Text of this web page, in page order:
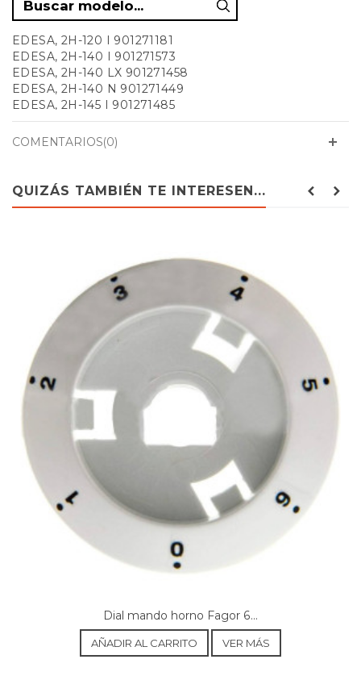
EDESA, 2H-120 I 901271181
EDESA, 2H-140 I 901271573
EDESA, 2H-140 LX 901271458
EDESA, 2H-140 N 901271449
EDESA, 2H-145 I 901271485
EDESA, 2H-145 N 901271476
EDESA, 2H-150 N 901271993
EDESA, 2H-170 N 901272028
EDESA, 2H-175 N 901271528
EDESA, 2HC-120 I 901271804
EDESA, 2HC-145 I 901271715
EDESA, 2HC-145 N 901271706
EDESA, 2HC-150 N 901272073
EDESA, 2HC-175 I 901271760
EDESA, 2HC-175 N 901271751
EDESA, 2HCD-140 LX 901272288
EDESA, 2HCD-140 N 901272279
EDESA, 2HCS-150 LX 901272206
EDESA, 2HCS-150 N 901272199
EDESA, 2HCT-120 I 901272153
EDESA, 2HS-150 LX 901271564
EDESA, 2HS-150 N 901271555
EDESA, 2HT-120 I 901272144
FAGOR, 2H-114 DG 901012639
FAGOR, 2H-114 I 901013987
FAGOR, 2H-114 IX 901012620
FAGOR, 2H-114N 901012611
FAGOR, 2H-114X 901014432
FAGOR, 2H-126I 901013022
FAGOR, 2H-134 I 901013013
FAGOR, 2H-414 I 901014003
FAGOR, 2H-414 N 901013433
FAGOR, 2H-414 X 901014441
COMENTARIOS(0)
QUIZÁS TAMBIÉN TE INTERESEN...
Dial mando horno Fagor 6...
AÑADIR AL CARRITO VER MÁS